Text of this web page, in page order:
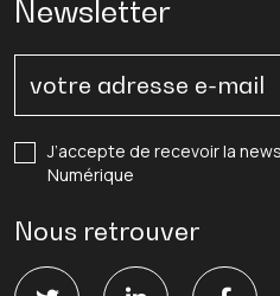
Newsletter
J’accepte de recevoir la
Numérique
Nous retrouver